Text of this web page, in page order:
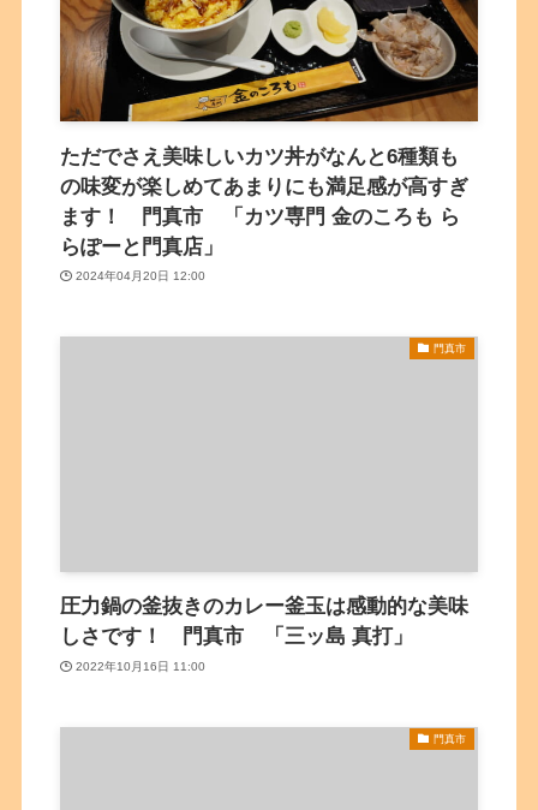
ただでさえ美味しいカツ丼がなんと6種類も
の味変が楽しめてあまりにも満足感が高すぎ
ます！ 門真市 「カツ専門 金のころも ら
らぽーと門真店」
2024年04月20日 12:00
門真市
圧力鍋の釜抜きのカレー釜玉は感動的な美味
しさです！ 門真市 「三ッ島 真打」
2022年10月16日 11:00
門真市